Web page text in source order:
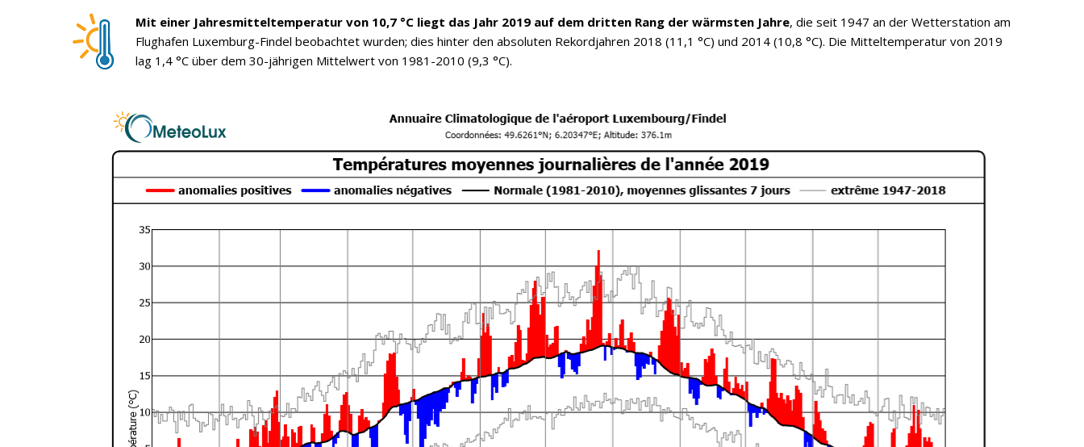
Mit einer Jahresmitteltemperatur von 10,7 °C liegt das Jahr 2019 auf dem dritten Rang der wärmsten Jahre, die seit 1947 an der Wetterstation am
Flughafen Luxemburg-Findel beobachtet wurden; dies hinter den absoluten Rekordjahren 2018 (11,1 °C) und 2014 (10,8 °C). Die Mitteltemperatur von 2019
lag 1,4 °C über dem 30-jährigen Mittelwert von 1981-2010 (9,3 °C).